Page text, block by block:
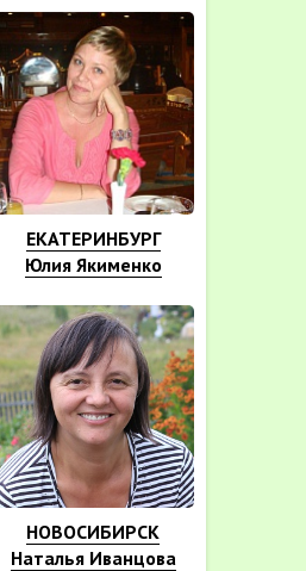
ЕКАТЕРИНБУРГ
Юлия Якименко
НОВОСИБИРСК
Наталья Иванцова